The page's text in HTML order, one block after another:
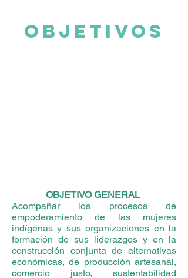
OBJETIVOS
OBJETIVO GENERAL
Acompañar los procesos de
empoderamiento de las mujeres
indígenas y sus organizaciones en la
formación de sus liderazgos y en la
construcción conjunta de alternativas
económicas, de producción artesanal,
comercio justo, sustentabilidad